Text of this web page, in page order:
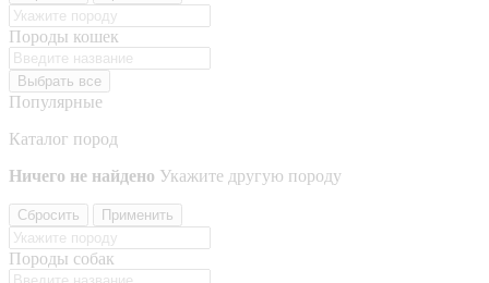
Породы кошек
Выбрать все
Популярные
Каталог пород
Ничего не найдено Укажите другую породу
Сбросить Применить
Породы собак